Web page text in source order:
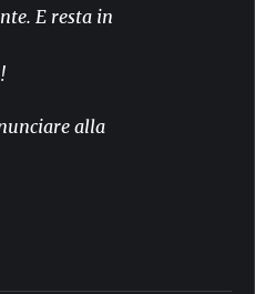
E resta in
alla